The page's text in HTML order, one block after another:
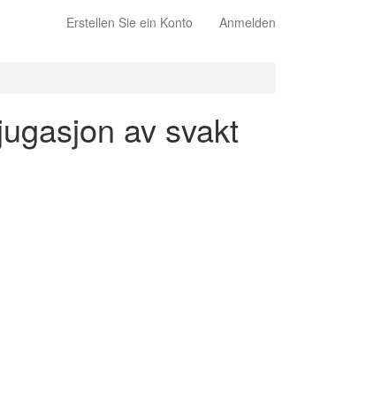
Erstellen Sie ein Konto Anmelden
av svakt